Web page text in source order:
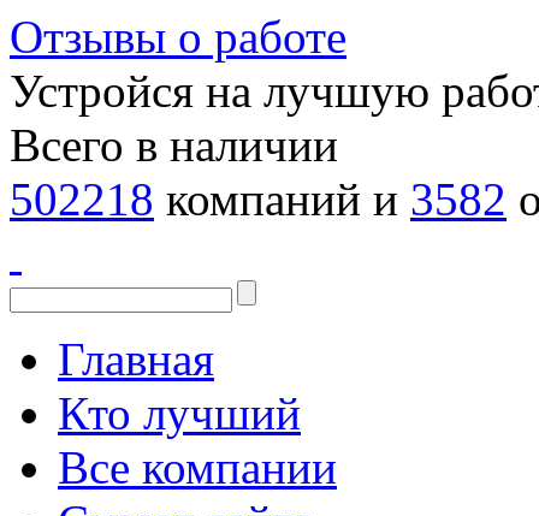
Отзывы о работе
Устройся на лучшую
Всего в наличии
502218 компаний и 3582
Главная
Кто лучший
Все компании